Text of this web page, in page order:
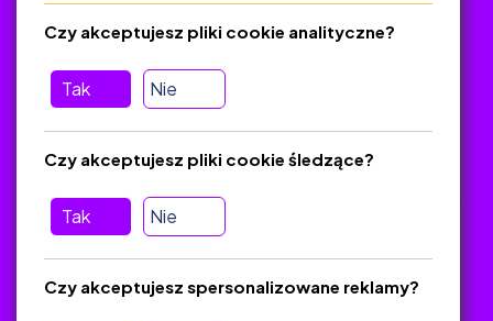
Regulamin
O platformie
Baza materiałów dydaktycznych
Jak zostać autorem
FAQ
Tak Nie
Czy akceptujesz pliki cookie analityczne?
Tak Nie
Czy akceptujesz pliki cookie śledzące?
Czy akceptujesz spersonalizowane reklamy?